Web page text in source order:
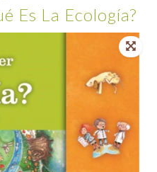
Es La Ecología?